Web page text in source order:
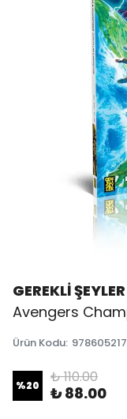
GEREKLİ ŞEYLER
Avengers
Ürün Kodu:
%20 ₺ 110.00
₺ 88.00